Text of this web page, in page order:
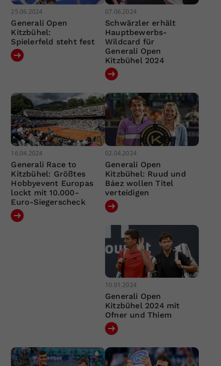
25.06.2024
Generali Open
Kitzbühel:
Spielerfeld steht fest
07.06.2024
Schwärzler erhält
Hauptbewerbs-
Wildcard für
Generali Open
Kitzbühel 2024
16.04.2024
Generali Race to
Kitzbühel: Größtes
Hobbyevent Europas
lockt mit 10.000-
Euro-Siegerscheck
02.04.2024
Generali Open
Kitzbühel: Ruud und
Báez wollen Titel
verteidigen
10.01.2024
Generali Open
Kitzbühel 2024 mit
Ofner und Thiem